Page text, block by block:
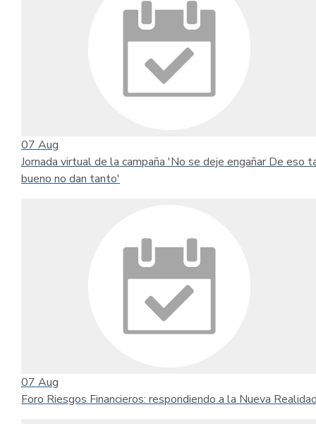
07 Aug
Jornada virtual de la campaña 'No se deje engañar De eso
bueno no dan tanto'
07 Aug
Foro Riesgos Financieros: respondiendo a la Nueva